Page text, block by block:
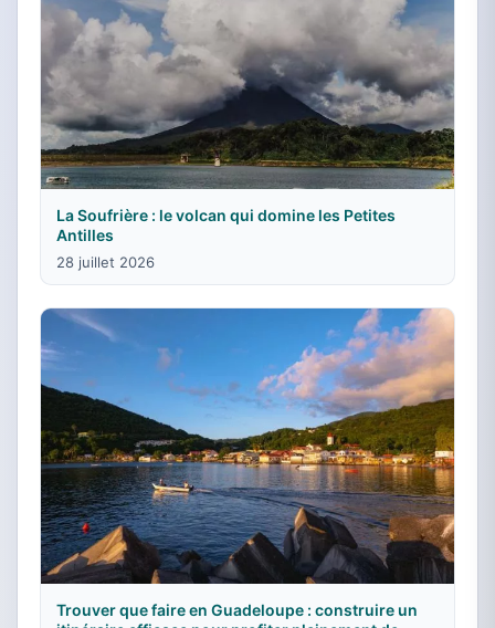
La Soufrière : le volcan qui domine les Petites
Antilles
28 juillet 2026
Trouver que faire en Guadeloupe : construire un